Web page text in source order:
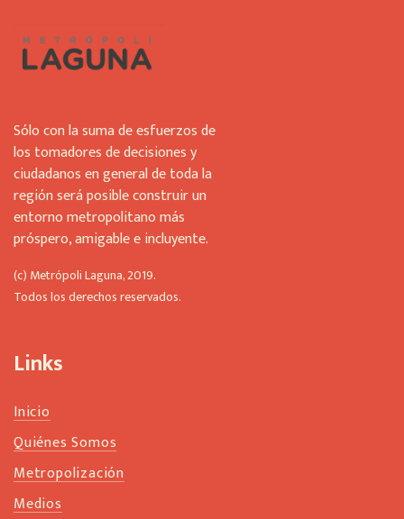
d
s
l
d
b
e
l
e
t
b
k
Sólo con la suma de esfuerzos de
los tomadores de decisiones y
ciudadanos en general de toda la
región será posible construir un
entorno metropolitano más
próspero, amigable e incluyente.
(c) Metrópoli Laguna, 2019.
Todos los derechos reservados.
Links
Inicio
Quiénes Somos
Metropolización
Medios